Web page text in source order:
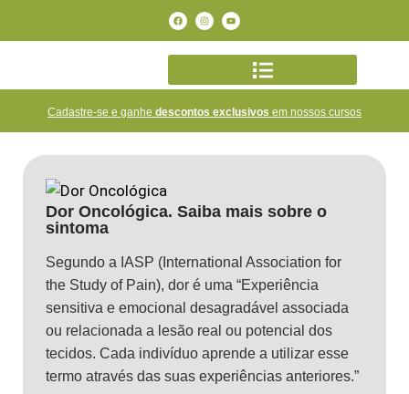
Cadastre-se e ganhe descontos exclusivos em nossos cursos
Dor Oncológica. Saiba mais sobre o
sintoma
Segundo a IASP (International Association for
the Study of Pain), dor é uma “Experiência
sensitiva e emocional desagradável associada
ou relacionada a lesão real ou potencial dos
tecidos. Cada indivíduo aprende a utilizar esse
termo através das suas experiências anteriores.”